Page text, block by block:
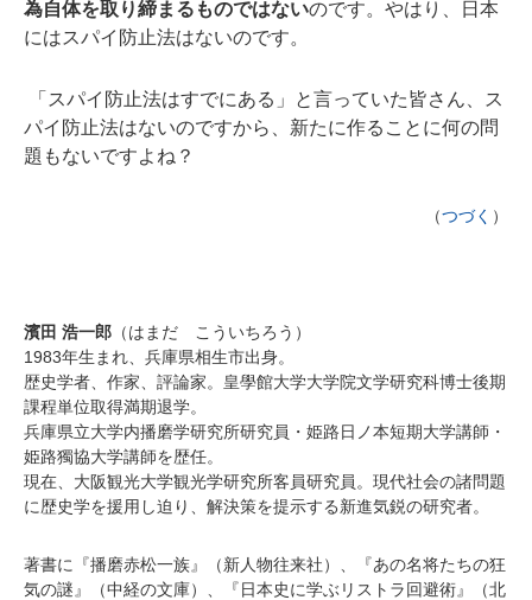
為自体を取り締まるものではないのです。やはり、日本
にはスパイ防止法はないのです。
「スパイ防止法はすでにある」と言っていた皆さん、ス
パイ防止法はないのですから、新たに作ることに何の問
題もないですよね？
（つづく ）
濱田 浩一郎 （はまだ こういちろう）
1983年生まれ、兵庫県相生市出身。
歴史学者、作家、評論家。皇學館大学大学院文学研究科博士後期
課程単位取得満期退学。
兵庫県立大学内播磨学研究所研究員・姫路日ノ本短期大学講師・
姫路獨協大学講師を歴任。
現在、大阪観光大学観光学研究所客員研究員。現代社会の諸問題
に歴史学を援用し迫り、解決策を提示する新進気鋭の研究者。
著書に『播磨赤松一族』（新人物往来社）、『あの名将たちの狂
気の謎』（中経の文庫）、『日本史に学ぶリストラ回避術』（北